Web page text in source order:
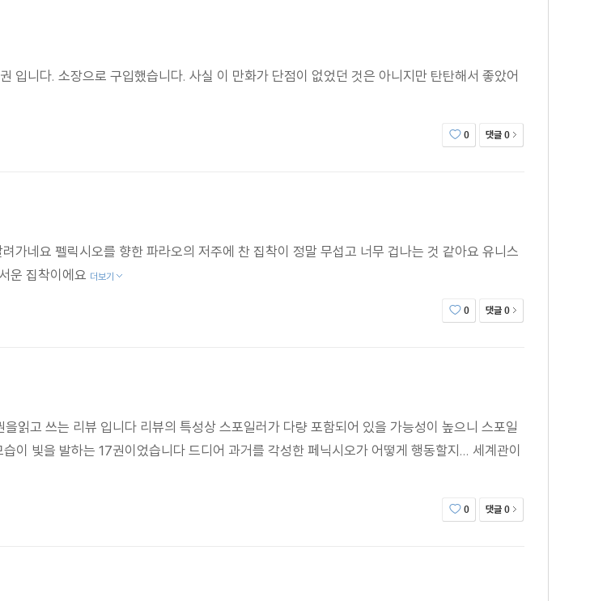
입니다. 소장으로 구입했습니다. 사실 이 만화가 단점이 없었던 것은 아니지만 탄탄해서 좋았어
0 댓글 0
가네요 펠릭시오를 향한 파라오의 저주에 찬 집착이 정말 무섭고 너무 겁나는 것 같아요 유니스
운 집착이에요 더보기
0 댓글 0
읽고 쓰는 리뷰 입니다 리뷰의 특성상 스포일러가 다량 포함되어 있을 가능성이 높으니 스포일
이 빛을 발하는 17권이었습니다 드디어 과거를 각성한 페닉시오가 어떻게 행동할지... 세계관이
0 댓글 0